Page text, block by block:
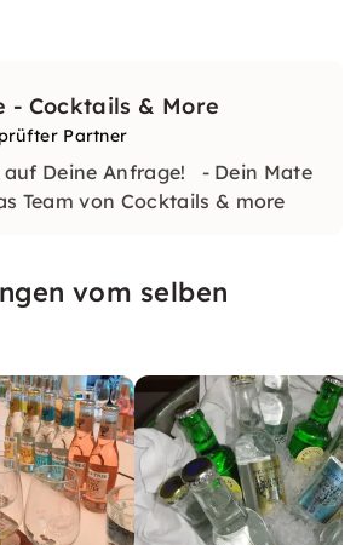
- Cocktails & More
Partner
auf Deine Anfrage! - Dein Mate
Team von Cocktails & more
vom selben